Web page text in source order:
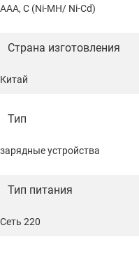
замык
AAA, C (Ni-MH/ Ni-Cd)
Страна изготовления
Китай
Тип
зарядные устройства
Тип питания
Сеть 220